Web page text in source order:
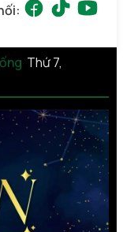
Thứ 7,